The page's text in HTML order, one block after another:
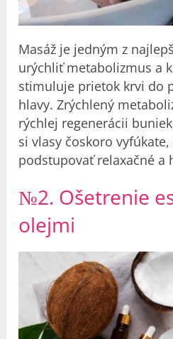
Masáž je jedným z
urýchliť metabolizmus a
stimuluje prietok krvi do
hlavy. Zrýchlený
rýchlej regenerácii
si vlasy čoskoro
podstupovať relaxačné a
№2. Ošetrenie
olejmi